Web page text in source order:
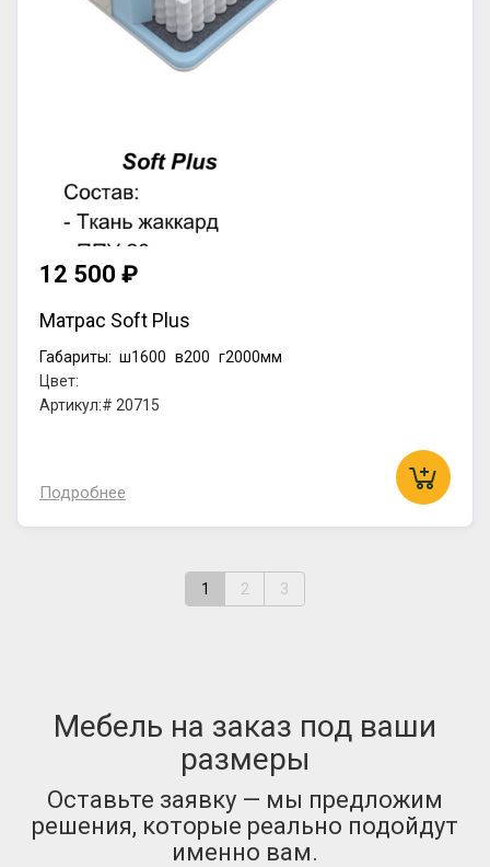
12 500 ₽
Матрас Soft Plus
Габариты: ш1600 в200 г2000мм
Цвет:
Артикул:# 20715
Подробнее
1 2 3
Мебель на заказ под ваши
размеры
Оставьте заявку — мы предложим
решения, которые реально подойдут
именно вам.